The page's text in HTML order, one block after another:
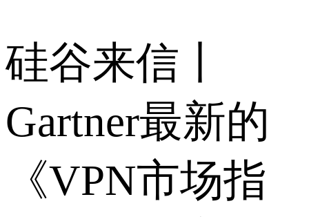
硅谷来信丨
Gartner最新的
《VPN市场指